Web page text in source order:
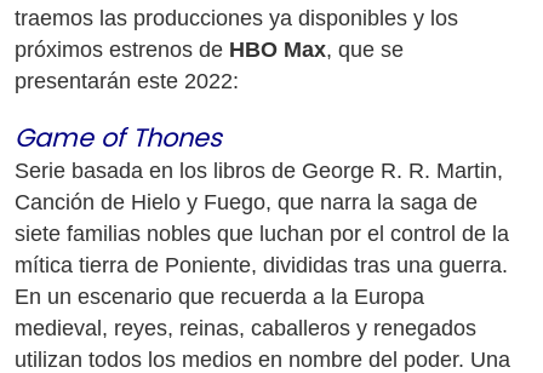
traemos las producciones ya disponibles y los
próximos estrenos de HBO Max, que se
presentarán este 2022:
Game of Thones
Serie basada en los libros de George R. R. Martin,
Canción de Hielo y Fuego, que narra la saga de
siete familias nobles que luchan por el control de la
mítica tierra de Poniente, divididas tras una guerra.
En un escenario que recuerda a la Europa
medieval, reyes, reinas, caballeros y renegados
utilizan todos los medios en nombre del poder. Una